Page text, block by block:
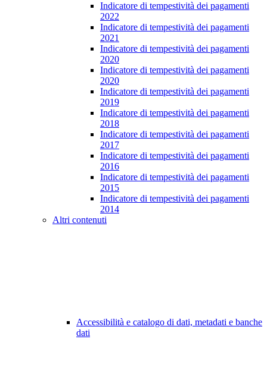
Indicatore di tempestività dei pagamenti
2022
Indicatore di tempestività dei pagamenti
2021
Indicatore di tempestività dei pagamenti
2020
Indicatore di tempestività dei pagamenti
2020
Indicatore di tempestività dei pagamenti
2019
Indicatore di tempestività dei pagamenti
2018
Indicatore di tempestività dei pagamenti
2017
Indicatore di tempestività dei pagamenti
2016
Indicatore di tempestività dei pagamenti
2015
Indicatore di tempestività dei pagamenti
2014
Altri contenuti
Accessibilità e catalogo di dati, metadati e banche
dati